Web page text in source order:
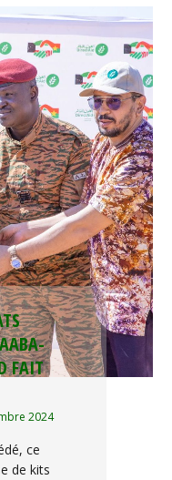
FAIT
2024
ce
de kits